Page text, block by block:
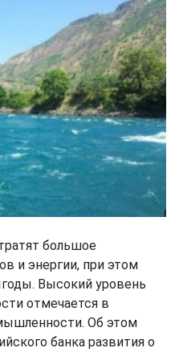
большое
и энергии, при этом
Высокий уровень
отмечается в
Об этом
банка развития о